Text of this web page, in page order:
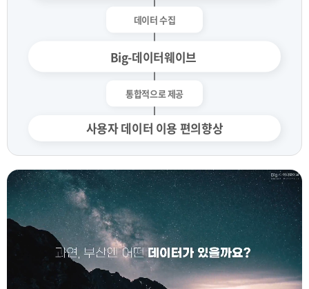
Big-데이터웨이브
사용자 데이터 이용 편의향상